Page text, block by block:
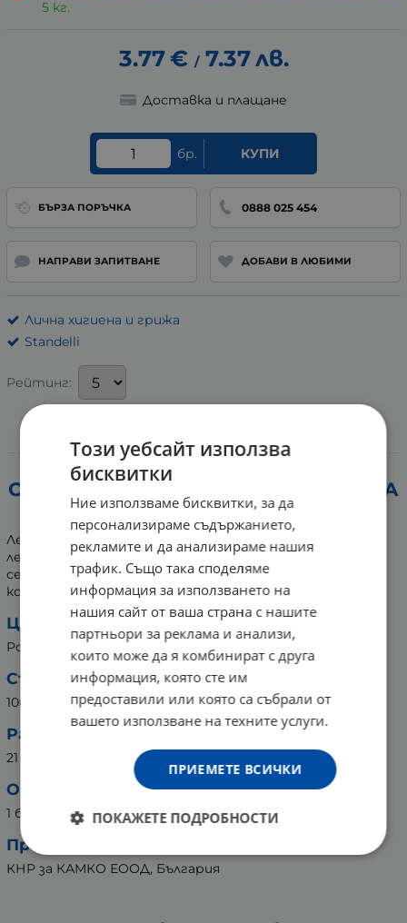
5 кг.
3.77€ / 7.37лв.
Доставка и плащане
бр. КУПИ
БЪРЗА ПОРЪЧКА 0888 025 454
НАПРАВИ ЗАПИТВАНЕ ДОБАВИ В ЛЮБИМИ
Лична хигиена и грижа
Standelli
Рейтинг:
Информация
СТАНДЕЛИ ЛЕНТА ЗА ГЛАВА РОЗОВА
0780413
Лента за коса, нежна към скалпа и косата. Позволява
лесно да премахнете грима или да нанесете крем,
серум или маска, като държи далеч дразнещите
косъмчета от лицето.
Цвят:
Розов
Състав:
100% полиестер
Размер:
21 х 6 см
Опаковка:
1 брой
Произведено в:
КНР за КАМКО ЕООД, България
Този уебсайт използва
бисквитки
Ние използваме бисквитки, за да
персонализираме съдържанието,
рекламите и да анализираме нашия
трафик. Също така споделяме
информация за използването на
нашия сайт от ваша страна с нашите
партньори за реклама и анализи,
които може да я комбинират с друга
информация, която сте им
предоставили или която са събрали от
вашето използване на техните услуги.
ПРИЕМЕТЕ ВСИЧКИ
ПОКАЖЕТЕ ПОДРОБНОСТИ